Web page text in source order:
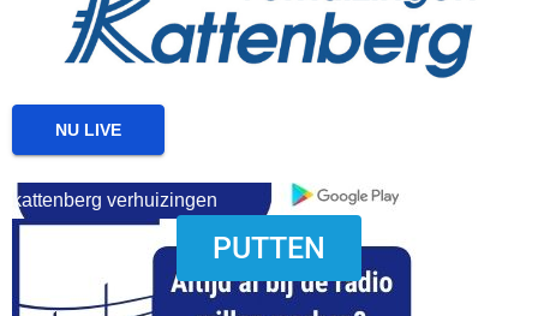
download onzze App
kattenberg verhuizingen
NU LIVE
PUTTEN